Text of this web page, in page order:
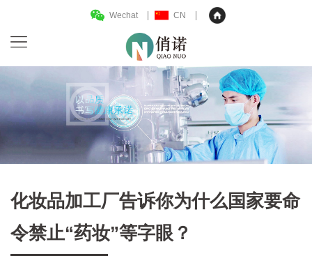
Wechat CN
化妆品加工厂告诉你为什么国家要命
令禁止“药妆”等字眼？